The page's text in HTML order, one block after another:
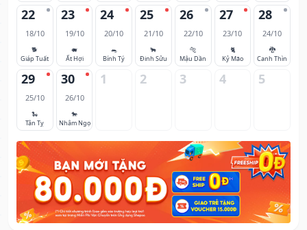
22
18/10
🐕
Giáp Tuất
23
19/10
🐖
Ất Hợi
24
20/10
🐀
Bính Tý
25
21/10
🐂
Đinh Sửu
26
22/10
🐅
Mậu Dần
27
23/10
🐈
Kỷ Mão
28
24/10
🐉
Canh Thìn
29
25/10
🐍
Tân Tỵ
30
26/10
🐎
Nhâm Ngọ
1 2 3 4 5